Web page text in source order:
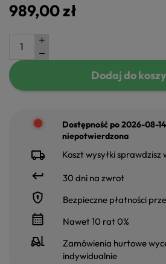
989,00 zł
Dodaj do
Dostępność po 2026-08-
niepotwierdzona
Koszt wysyłki sprawdzisz
30 dni na zwrot
Bezpieczne płatności
Nawet 10 rat 0%
Zamówienia hurtowe
indywidualnie